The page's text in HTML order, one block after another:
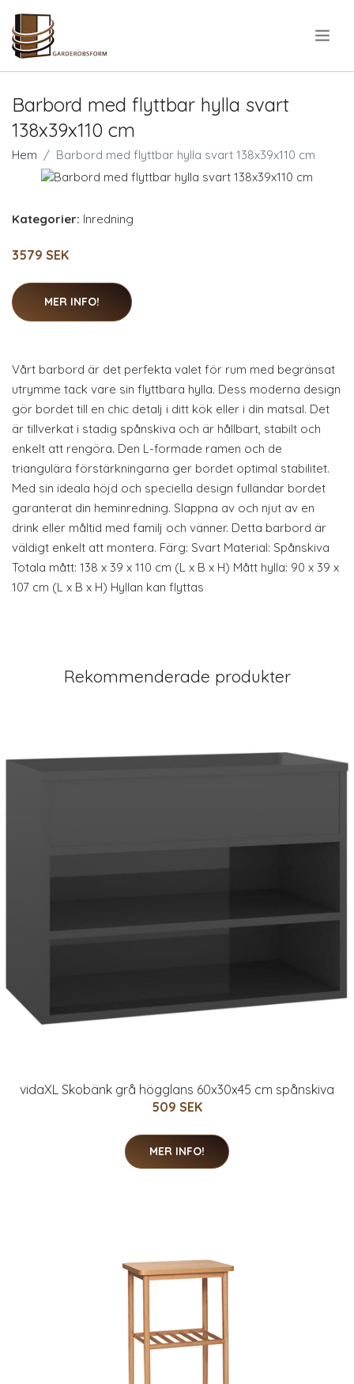
Barbord med flyttbar hylla svart
138x39x110 cm
Hem Barbord med flyttbar hylla svart 138x39x110 cm
Kategorier: Inredning
3579 SEK
MER INFO!
Vårt barbord är det perfekta valet för rum med begränsat
utrymme tack vare sin flyttbara hylla. Dess moderna design
gör bordet till en chic detalj i ditt kök eller i din matsal. Det
är tillverkat i stadig spånskiva och är hållbart, stabilt och
enkelt att rengöra. Den L-formade ramen och de
triangulära förstärkningarna ger bordet optimal stabilitet.
Med sin ideala höjd och speciella design fulländar bordet
garanterat din heminredning. Slappna av och njut av en
drink eller måltid med familj och vänner. Detta barbord är
väldigt enkelt att montera. Färg: Svart Material: Spånskiva
Totala mått: 138 x 39 x 110 cm (L x B x H) Mått hylla: 90 x 39 x
107 cm (L x B x H) Hyllan kan flyttas
Rekommenderade produkter
vidaXL Skobänk grå högglans 60x30x45 cm spånskiva
509 SEK
MER INFO!